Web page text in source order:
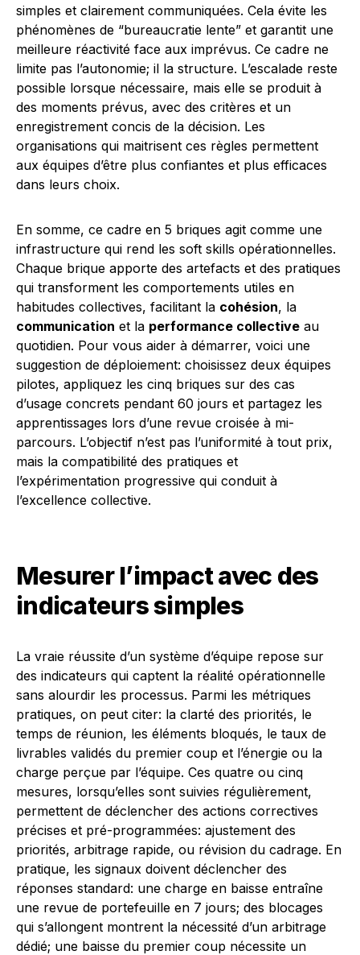
simples et clairement communiquées. Cela évite les
phénomènes de “bureaucratie lente” et garantit une
meilleure réactivité face aux imprévus. Ce cadre ne
limite pas l’autonomie; il la structure. L’escalade reste
possible lorsque nécessaire, mais elle se produit à
des moments prévus, avec des critères et un
enregistrement concis de la décision. Les
organisations qui maitrisent ces règles permettent
aux équipes d’être plus confiantes et plus efficaces
dans leurs choix.
En somme, ce cadre en 5 briques agit comme une
infrastructure qui rend les soft skills opérationnelles.
Chaque brique apporte des artefacts et des pratiques
qui transforment les comportements utiles en
habitudes collectives, facilitant la cohésion, la
communication et la performance collective au
quotidien. Pour vous aider à démarrer, voici une
suggestion de déploiement: choisissez deux équipes
pilotes, appliquez les cinq briques sur des cas
d’usage concrets pendant 60 jours et partagez les
apprentissages lors d’une revue croisée à mi-
parcours. L’objectif n’est pas l’uniformité à tout prix,
mais la compatibilité des pratiques et
l’expérimentation progressive qui conduit à
l’excellence collective.
Mesurer l’impact avec des
indicateurs simples
La vraie réussite d’un système d’équipe repose sur
des indicateurs qui captent la réalité opérationnelle
sans alourdir les processus. Parmi les métriques
pratiques, on peut citer: la clarté des priorités, le
temps de réunion, les éléments bloqués, le taux de
livrables validés du premier coup et l’énergie ou la
charge perçue par l’équipe. Ces quatre ou cinq
mesures, lorsqu’elles sont suivies régulièrement,
permettent de déclencher des actions correctives
précises et pré-programmées: ajustement des
priorités, arbitrage rapide, ou révision du cadrage. En
pratique, les signaux doivent déclencher des
réponses standard: une charge en baisse entraîne
une revue de portefeuille en 7 jours; des blocages
qui s’allongent montrent la nécessité d’un arbitrage
dédié; une baisse du premier coup nécessite un